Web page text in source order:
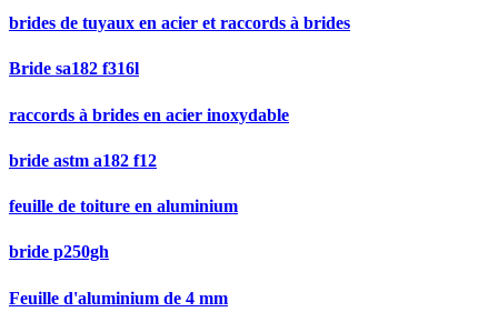
brides de tuyaux en acier et raccords à brides
Bride sa182 f316l
raccords à brides en acier inoxydable
bride astm a182 f12
feuille de toiture en aluminium
bride p250gh
Feuille d'aluminium de 4 mm